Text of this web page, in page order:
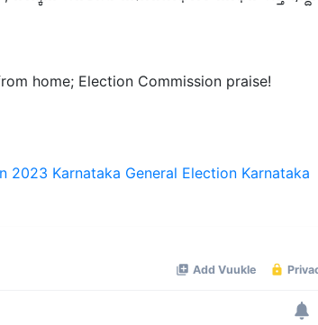
home; Election Commission praise!